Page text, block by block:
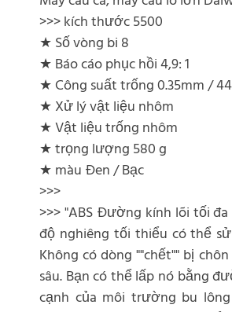
>>> kích thước 5500
★ Số vòng bi 8
★ Báo cáo phục hồi 4,9: 1
★ Công suất trống 0.35mm /
★ Xử lý vật liệu nhôm
★ Vật liệu trống nhôm
★ trọng lượng 580 g
★ màu Đen / Bạc
>>>
>>> "ABS Đường kính lõi tối
độ nghiêng tối thiểu có thể
Không có dòng ""chết"" bị
sâu. Bạn có thể lấp nó bằng
cạnh của môi trường bu